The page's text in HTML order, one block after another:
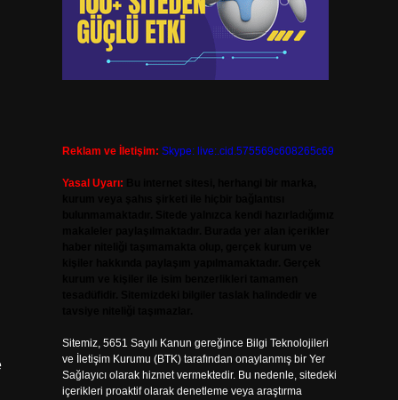
Reklam ve İletişim: Skype: live:.cid.575569c608265c69
Yasal Uyarı:
Sitemiz, 5651 Sayılı Kanun gereğince Bilgi Teknolojileri
ve İletişim Kurumu (BTK) tarafından onaylanmış bir Yer
Sağlayıcı olarak hizmet vermektedir. Bu nedenle, sitedeki
içerikleri proaktif olarak denetleme veya araştırma